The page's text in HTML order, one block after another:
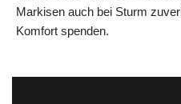
Markisen auch bei Sturm
Komfort spenden.